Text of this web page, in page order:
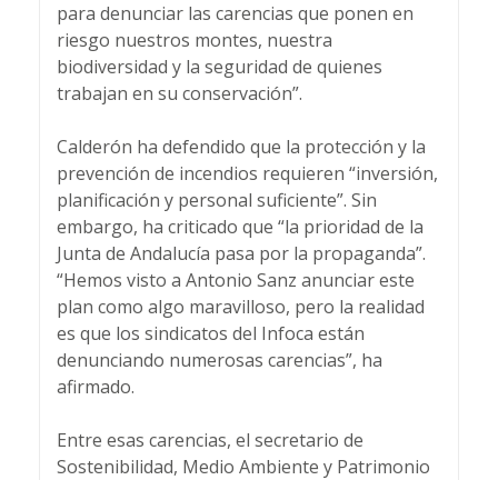
para denunciar las carencias que ponen en
riesgo nuestros montes, nuestra
biodiversidad y la seguridad de quienes
trabajan en su conservación”.
Calderón ha defendido que la protección y la
prevención de incendios requieren “inversión,
planificación y personal suficiente”. Sin
embargo, ha criticado que “la prioridad de la
Junta de Andalucía pasa por la propaganda”.
“Hemos visto a Antonio Sanz anunciar este
plan como algo maravilloso, pero la realidad
es que los sindicatos del Infoca están
denunciando numerosas carencias”, ha
afirmado.
Entre esas carencias, el secretario de
Sostenibilidad, Medio Ambiente y Patrimonio